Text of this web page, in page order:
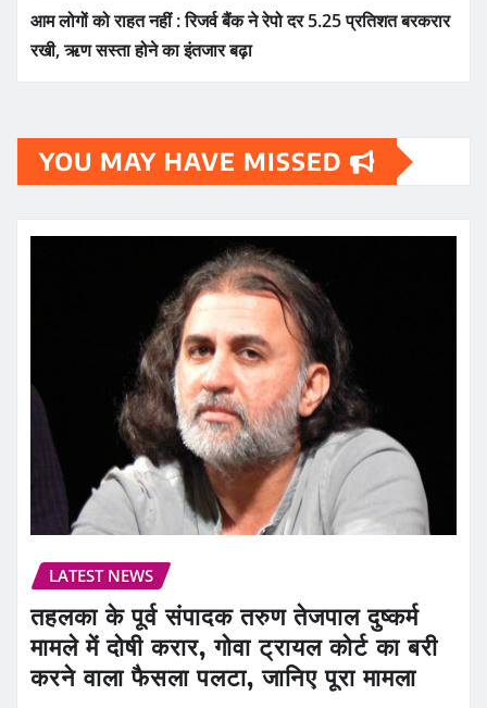
आम लोगों को राहत नहीं : रिजर्व बैंक ने रेपो दर 5.25 प्रतिशत बरकरार
रखी, ऋण सस्ता होने का इंतजार बढ़ा
YOU MAY HAVE MISSED
LATEST NEWS
तहलका के पूर्व संपादक तरुण तेजपाल दुष्कर्म
मामले में दोषी करार, गोवा ट्रायल कोर्ट का बरी
करने वाला फैसला पलटा, जानिए पूरा मामला